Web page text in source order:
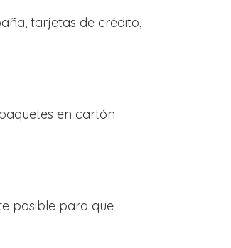
tarjetas de crédito,
en cartón
posible para que